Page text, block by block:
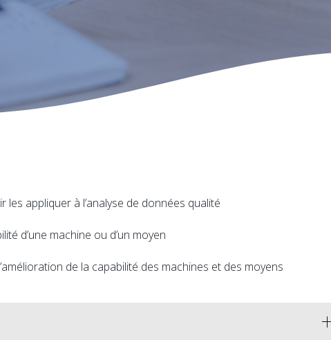
appliquer à l’analyse de données qualité
d’une machine ou d’un moyen
de la capabilité des machines et des moyens